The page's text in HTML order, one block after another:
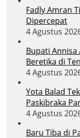
Fadly Amran
Dipercepat
4 Agustus
Bupati Annisa
Beretika di
4 Agustus
Yota Balad
Paskibraka
4 Agustus
Baru Tiba di